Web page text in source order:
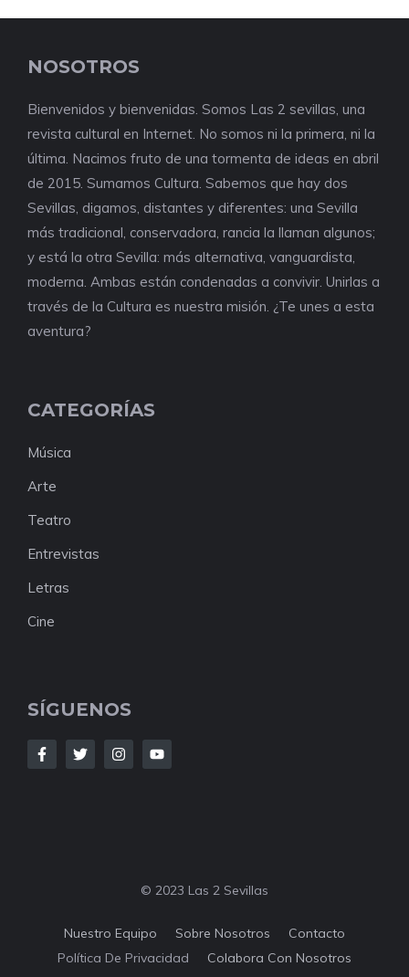
NOSOTROS
Bienvenidos y bienvenidas. Somos Las 2 sevillas, una
revista cultural en Internet. No somos ni la primera, ni la
última. Nacimos fruto de una tormenta de ideas en abril
de 2015. Sumamos Cultura. Sabemos que hay dos
Sevillas, digamos, distantes y diferentes: una Sevilla
más tradicional, conservadora, rancia la llaman algunos;
y está la otra Sevilla: más alternativa, vanguardista,
moderna. Ambas están condenadas a convivir. Unirlas a
través de la Cultura es nuestra misión. ¿Te unes a esta
aventura?
CATEGORÍAS
Música
Arte
Teatro
Entrevistas
Letras
Cine
SÍGUENOS
© 2023 Las 2 Sevillas
Nuestro Equipo Sobre Nosotros
Contacto
Política De Privacidad
Colabora Con Nosotros